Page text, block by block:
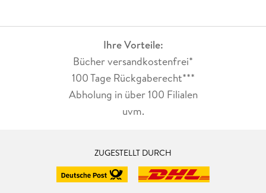
Ihre Vorteile:
Bücher versandkostenfrei*
100 Tage Rückgaberecht***
Abholung in über 100 Filialen
uvm.
ZUGESTELLT DURCH